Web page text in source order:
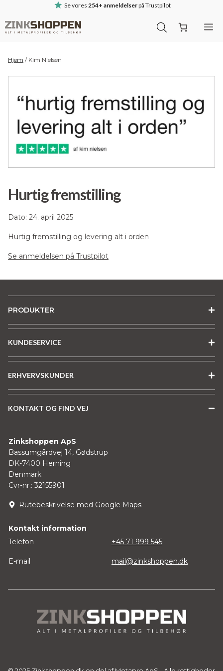
indhold
Se vores 254+ anmeldelserpå Trustpilot
Hjem / Kim Nielsen
Hurtig fremstilling
Dato: 24. april 2025
Hurtig fremstilling og levering alt i orden
Se anmeldelsen på Trustpilot
PRODUKTER
KUNDESERVICE
ERHVERVSKUNDER
KONTAKT OG FIND VEJ
Zinkshoppen ApS
Bassumgårdvej 14, Gødstrup
DK-7400 Herning
Denmark
Cvr-nr.: 32155901
Rutebeskrivelse med Google Maps
Kontakt information
Telefon
E-mail
+45 71 999 545
mail@zinkshoppen.dk